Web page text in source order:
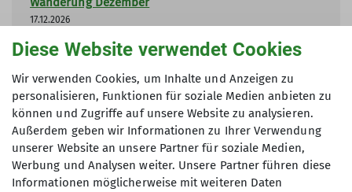
17.12.2026
Organisation
Stephanie
Details
Diese Website verwendet Cookies
Wir verwenden Cookies, um Inhalte und Anzeigen zu
personalisieren, Funktionen für soziale Medien anbieten zu
können und Zugriffe auf unsere Website zu analysieren.
Außerdem geben wir Informationen zu Ihrer Verwendung
unserer Website an unsere Partner für soziale Medien,
Werbung und Analysen weiter. Unsere Partner führen diese
Informationen möglicherweise mit weiteren Daten